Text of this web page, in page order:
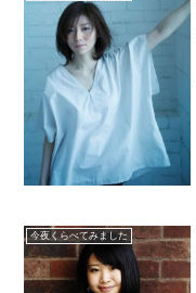
今夜くらべてみました